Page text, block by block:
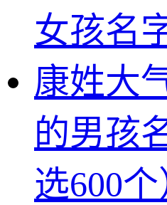
女孩名
康姓大
的男孩
选600个